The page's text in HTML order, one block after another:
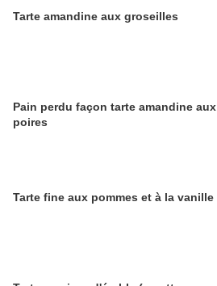
Tarte amandine aux groseilles
Pain perdu façon tarte amandine aux
poires
Tarte fine aux pommes et à la vanille